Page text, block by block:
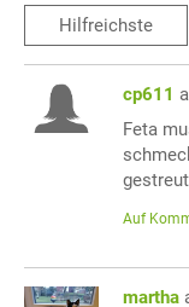
Hilfreichste
cp611
Feta
Auf
martha